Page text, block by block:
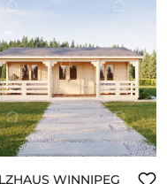
WINNIPEG